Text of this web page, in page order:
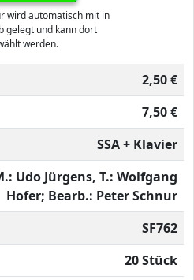
wird automatisch mit in
gelegt und kann dort
werden.
2,50 €
7,50 €
SSA + Klavier
Udo Jürgens, T.: Wolfgang
Hofer; Bearb.: Peter Schnur
SF762
20 Stück